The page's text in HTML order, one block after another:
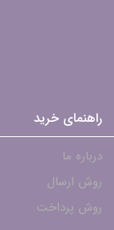
راهنمای خرید
درباره ما
روش ارسال
روش پرداخت